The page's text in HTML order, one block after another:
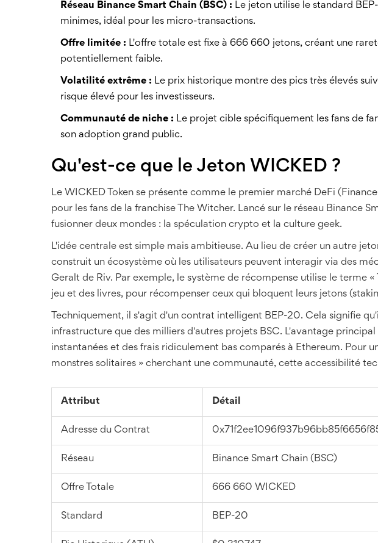
Réseau Binance Smart Chain (BSC) : Le jeton utilise le standard
minimes, idéal pour les micro-transactions.
Offre limitée : L'offre totale est fixe à 666 660 jetons, créant une
potentiellement faible.
Volatilité extrême : Le prix historique montre des pics très élevés
risque élevé pour les investisseurs.
Communauté de niche : Le projet cible spécifiquement les fans de
son adoption grand public.
Qu'est-ce que le Jeton WICKED ?
Le WICKED Token se présente comme le premier marché DeFi
pour les fans de la franchise
The Witcher. Lancé sur le réseau Binance
fusionner deux mondes : la spéculation crypto et la culture geek.
L'idée centrale est simple mais ambitieuse. Au lieu de créer un autre
construit un écosystème où les utilisateurs peuvent interagir via des
Geralt de Riv. Par exemple, le système de récompense utilise le terme
jeu et des livres, pour récompenser ceux qui bloquent leurs jetons
Techniquement, il s'agit d'un contrat intelligent BEP-20. Cela signifie
infrastructure que des milliers d'autres projets BSC. L'avantage principal
instantanées et des frais ridiculement bas comparés à Ethereum. Pour
monstres solitaires » cherchant une communauté, cette accessibilité
Attribut Détail
Adresse du Contrat
Réseau Binance Smart Chain (BSC)
Offre Totale 666 660 WICKED
Standard BEP-20